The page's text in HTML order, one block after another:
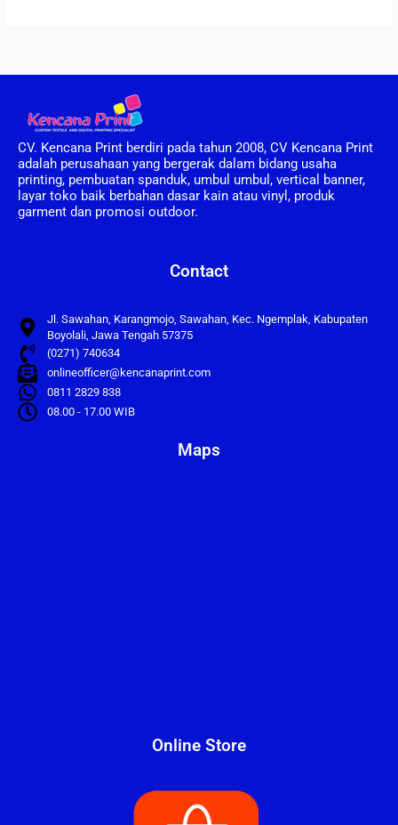
CV. Kencana Print berdiri pada tahun 2008, CV Kencana Print
adalah perusahaan yang bergerak dalam bidang usaha
printing, pembuatan spanduk, umbul umbul, vertical banner,
layar toko baik berbahan dasar kain atau vinyl, produk
garment dan promosi outdoor.
Contact
Jl. Sawahan, Karangmojo, Sawahan, Kec. Ngemplak, Kabupaten
Boyolali, Jawa Tengah 57375
(0271) 740634
onlineofficer@kencanaprint.com
0811 2829 838
08.00 - 17.00 WIB
Maps
Online Store